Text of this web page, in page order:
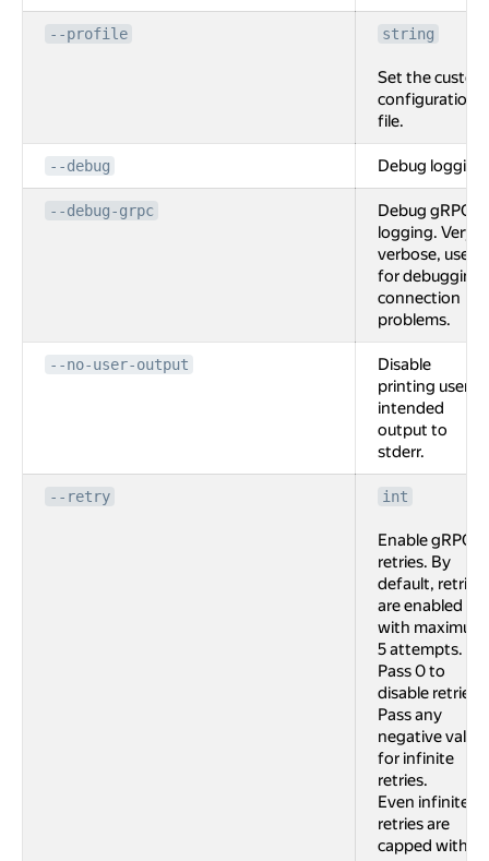
--profile string
Set the custom
configuration
file.
--debug Debug logging.
--debug-grpc
Debug gRPC
logging. Very
verbose, used
for debugging
connection
problems.
--no-user-output
Disable
printing user
intended
output to
stderr.
--retry int
Enable gRPC
retries. By
default, retries
are enabled
with maximum
5 attempts.
Pass 0 to
disable retries.
Pass any
negative value
for infinite
retries.
Even infinite
retries are
capped with 2